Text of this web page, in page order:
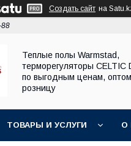
Создать сайт на
88
Теплые полы Warmstad,
терморегуляторы CELTIC
по выгодным ценам,
розницу
ТОВАРЫ И УСЛУГИ О